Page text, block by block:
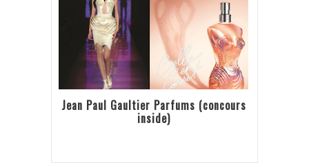
Jean Paul Gaultier Parfums (concours
inside)